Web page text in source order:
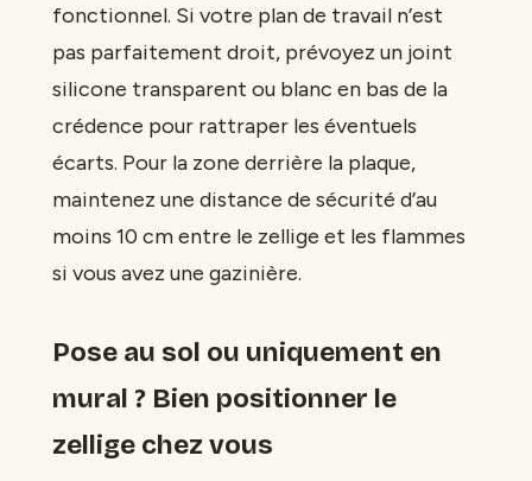
fonctionnel. Si votre plan de travail n’est
pas parfaitement droit, prévoyez un joint
silicone transparent ou blanc en bas de la
crédence pour rattraper les éventuels
écarts. Pour la zone derrière la plaque,
maintenez une distance de sécurité d’au
moins 10 cm entre le zellige et les flammes
si vous avez une gazinière.
Pose au sol ou uniquement en
mural ? Bien positionner le
zellige chez vous